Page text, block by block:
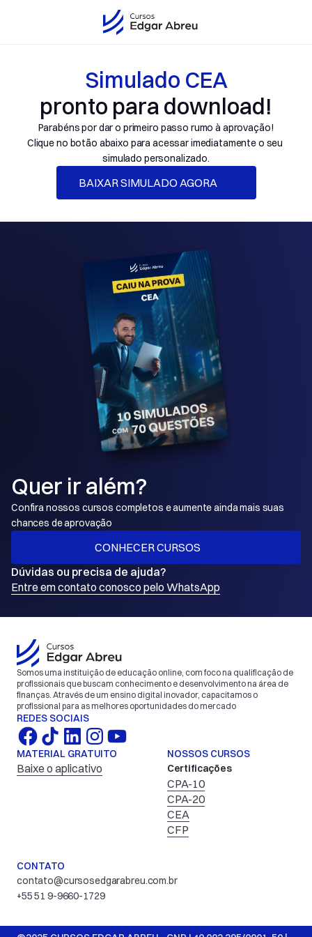
Simulado CEA
pronto para download!
Parabéns por dar o primeiro passo rumo à aprovação!
Clique no botão abaixo para acessar imediatamente o seu
simulado personalizado.
BAIXAR SIMULADO AGORA
Quer ir além?
Confira nossos cursos completos e aumente ainda mais suas
chances de aprovação
CONHECER CURSOS
Dúvidas ou precisa de ajuda?
Entre em contato conosco pelo WhatsApp
Somos uma instituição de educação online, com foco na qualificação de
profissionais que buscam conhecimento e desenvolvimento na área de
finanças. Através de um ensino digital inovador, capacitamos o
profissional para as melhores oportunidades do mercado
REDES SOCIAIS
MATERIAL GRATUITO
Baixe o aplicativo
NOSSOS CURSOS
Certificações
CPA-10
CPA-20
CEA
CFP
CONTATO
contato@cursosedgarabreu.com.br
+55 51 9-9660-1729